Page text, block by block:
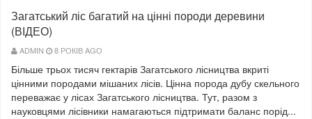
Загатський ліс багатий на цінні породи деревини
(ВІДЕО)
ADMIN 8 РОКІВ AGO
Більше трьох тисяч гектарів Загатського лісництва вкриті
цінними породами мішаних лісів. Цінна порода дубу скельного
переважає у лісах Загатського лісництва. Тут, разом з
науковцями лісівники намагаються підтримати баланс порід...